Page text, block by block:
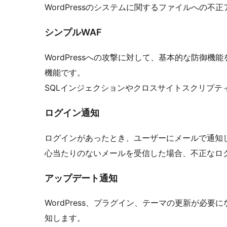
WordPressのシステムに関するファイルへの不
シンプルWAF
WordPressへの攻撃に対して、基本的な防御機
機能です。
SQLインジェクションやクロスサイトスクリプ
ログイン通知
ログインがあったとき、ユーザーにメールで通知
心当たりのないメールを受信した場合、不正なロ
アップデート通知
WordPress、プラグイン、テーマの更新が必要
知します。